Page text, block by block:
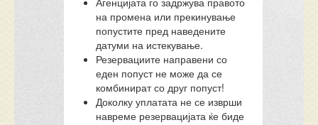
на промена или прекинување
попустите пред наведените
датуми на истекување.
Резервациите направени со
еден попуст не може да се
комбинират со друг попуст!
Доколку уплатата не се изврши
навреме резервацијата ќе биде